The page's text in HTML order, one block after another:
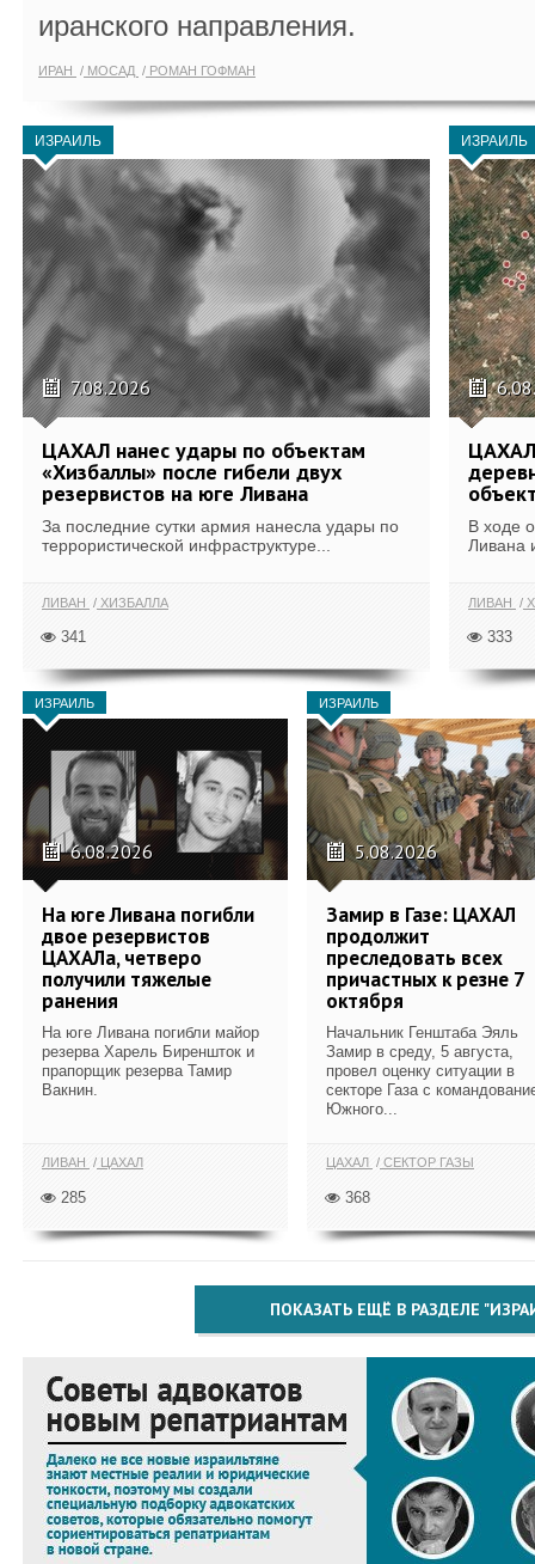
иранского направления.
ИРАН МОСАД РОМАН ГОФМАН
ИЗРАИЛЬ
7.08.2026
ЦАХАЛ нанес удары по объектам
«Хизбаллы» после гибели двух
резервистов на юге Ливана
За последние сутки армия нанесла удары по
террористической инфраструктуре...
ЛИВАН ХИЗБАЛЛА
341
ИЗРАИЛЬ
В ходе
Ливана
ЛИВАН
333
ИЗРАИЛЬ
6.08.2026
На юге Ливана погибли
двое резервистов
ЦАХАЛа, четверо
получили тяжелые
ранения
На юге Ливана погибли майор
резерва Харель Биреншток и
прапорщик резерва Тамир
Вакнин.
ЛИВАН ЦАХАЛ
285
ИЗРАИЛЬ
5.08.2026
Замир в Газе: ЦАХАЛ
продолжит
преследовать всех
причастных к резне 7
октября
Начальник Генштаба Эяль
Замир в среду, 5 августа,
провел оценку ситуации в
секторе Газа с
Южного...
ЦАХАЛ СЕКТОР ГАЗЫ
368
ПОКАЗАТЬ ЕЩЁ В РАЗДЕЛЕ